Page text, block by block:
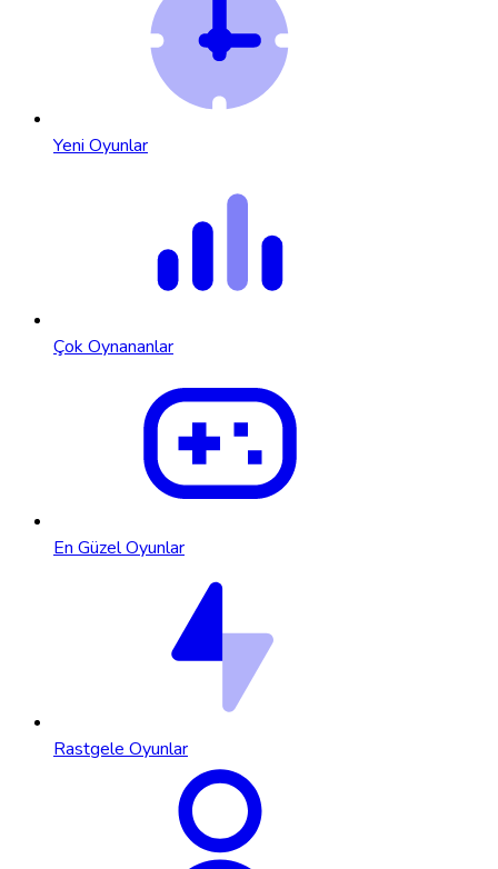
Yeni Oyunlar
Çok Oynananlar
En Güzel Oyunlar
Rastgele Oyunlar